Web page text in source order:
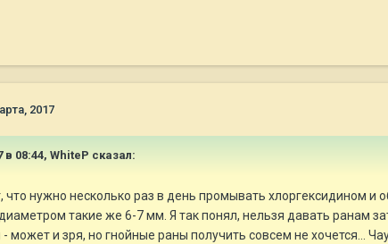
2017
в 08:44, WhiteP сказал:
что нужно несколько раз в день промывать хлоргексидином
такие же 6-7 мм. Я так понял, нельзя давать ранам
может и зря, но гнойные раны получить совсем не хочется...